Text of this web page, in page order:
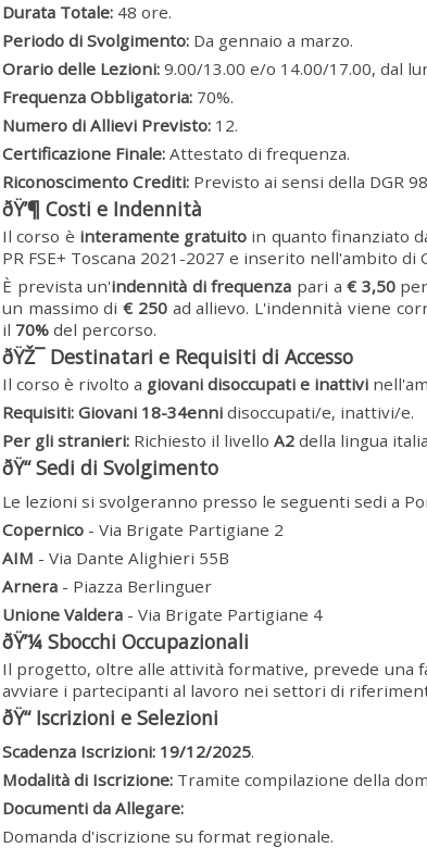
Durata Totale: 48 ore.
Periodo di Svolgimento: Da gennaio a marzo.
Orario delle Lezioni: 9.00/13.00 e/o 14.00/17.00, dal
Frequenza Obbligatoria: 70%.
Numero di Allievi Previsto: 12.
Certificazione Finale: Attestato di frequenza.
Riconoscimento Crediti: Previsto ai sensi della DGR
ðŸ’¶ Costi e Indennità
Il corso è interamente gratuito in quanto finanziato
PR FSE+ Toscana 2021-2027 e inserito nell'ambito di
È prevista un'indennità di frequenza pari a€ 3,50per
un massimo di€ 250ad allievo. L'indennità viene
il 70% del percorso.
ðŸŽ¯ Destinatari e Requisiti di Accesso
Il corso è rivolto a giovani disoccupati e inattivi
Requisiti: Giovani 18-34enni disoccupati/e, inattivi/e.
Per gli stranieri: Richiesto il livello A2 della lingua
ðŸ“ Sedi di Svolgimento
Le lezioni si svolgeranno presso le seguenti sedi a
Copernico - Via Brigate Partigiane 2
AIM - Via Dante Alighieri 55B
Arnera - Piazza Berlinguer
Unione Valdera - Via Brigate Partigiane 4
ðŸ’¼ Sbocchi Occupazionali
Il progetto, oltre alle attività formative, prevede una
avviare i partecipanti al lavoro nei settori di
ðŸ“ Iscrizioni e Selezioni
Scadenza Iscrizioni: 19/12/2025.
Modalità di Iscrizione: Tramite compilazione della
Documenti da Allegare:
Domanda d'iscrizione su format regionale.